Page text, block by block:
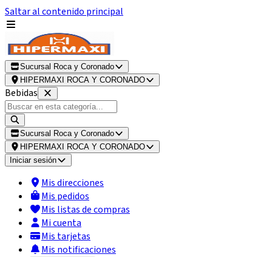
Saltar al contenido principal
Sucursal Roca y Coronado
HIPERMAXI ROCA Y CORONADO
Bebidas
Sucursal Roca y Coronado
HIPERMAXI ROCA Y CORONADO
Iniciar sesión
Mis direcciones
Mis pedidos
Mis listas de compras
Mi cuenta
Mis tarjetas
Mis notificaciones